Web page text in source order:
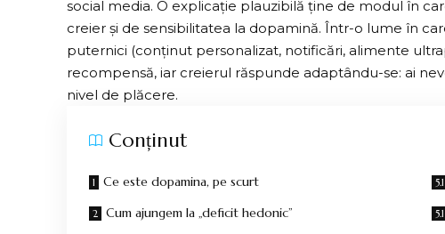
social media. O explicație plauzibilă ține de modul în
creier și de sensibilitatea la dopamină. Într-o lume în
puternici (conținut personalizat, notificări, alimente
recompensă, iar creierul răspunde adaptându-se: ai
nivel de plăcere.
Conținut
Ce este dopamina, pe scurt
Cum ajungem la „deficit hedonic”